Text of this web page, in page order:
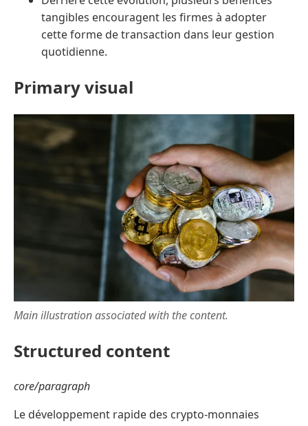
tangibles encouragent les firmes à adopter
cette forme de transaction dans leur gestion
quotidienne.
Primary visual
Main illustration associated with the content.
Structured content
core/paragraph
Le développement rapide des crypto-monnaies